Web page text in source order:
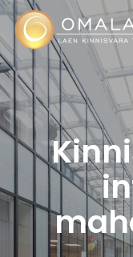
Skip
main
content